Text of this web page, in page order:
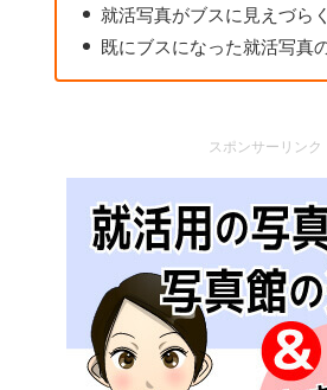
就活写真がブスに見えづら
既にブスになった就活写真
スポンサーリンク